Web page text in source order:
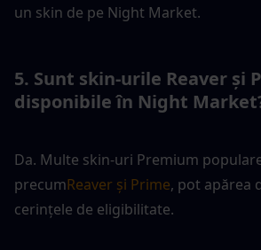
un skin de pe Night Market.
5. Sunt skin-urile Reaver și
disponibile în Night
Da. Multe skin-uri Premium
precumReaver și Prime, pot apărea
cerințele de eligibilitate.